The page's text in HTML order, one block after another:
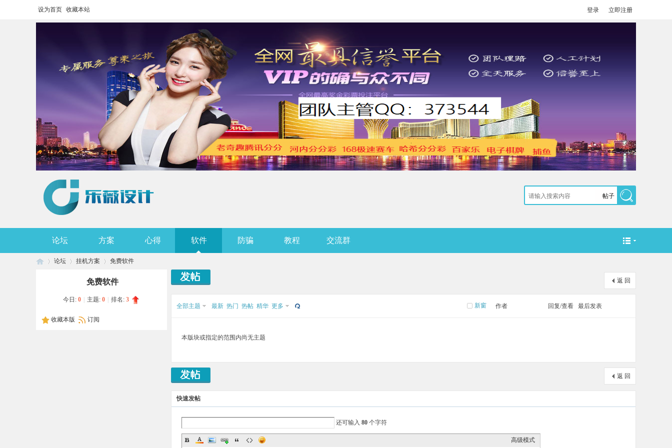
设为首页 收藏本站 登录 立即注册
帖子
索
论坛 方案 心得 软件 防骗 教程 交流群
论坛
›
挂机方案 免费软件
免费软件
今日: 0 主题: 0 排名: 3
收藏本版 订阅
返 回
新窗
全部主题 最新 热门 热帖 精华 更多 作者 回复/查看 最后发表
本版块或指定的范围内尚无主题
返 回
快速发帖
还可输入 80 个字符
高级模式